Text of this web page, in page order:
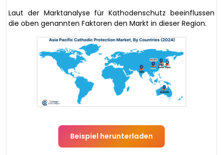
Laut der Marktanalyse für Kathodenschutz beeinflussen
die oben genannten Faktoren den Markt in dieser Region.
Beispiel herunterladen